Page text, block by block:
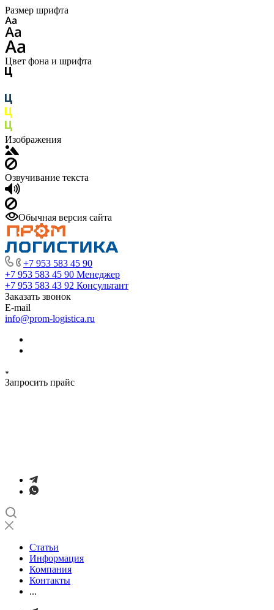
Размер шрифта
Цвет фона и шрифта
Изображения
Озвучивание текста
Обычная версия сайта
+7 953 583 45 90
+7 953 583 45 90 Менеджер
+7 953 583 43 92 Консультант
Заказать звонок
E-mail
info@prom-logistica.ru
Запросить прайс
Статьи
Информация
Компания
Контакты
...